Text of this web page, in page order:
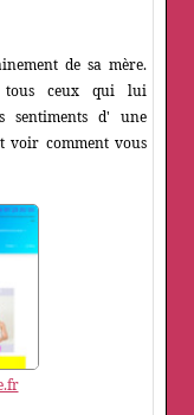
de sa mère.
tous ceux qui lui
sentiments d' une
voir comment vous